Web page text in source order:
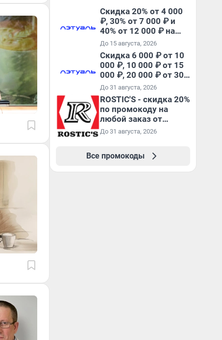
Скидка 20% от 4 000
₽, 30% от 7 000 ₽ и
40% от 12 000 ₽ на
первый и все
повторные заказы по
промокоду ТРЕНД
До 15 августа, 2026
Скидка 6 000 ₽ от 10
000 ₽, 10 000 ₽ от 15
000 ₽, 20 000 ₽ от 30
000 ₽ и 35 000 ₽ от 50
000 ₽ на первый и все
повторные заказы по
промокоду НАБЕРИ
До 31 августа, 2026
ROSTIC'S - скидка 20%
по промокоду на
любой заказ от
3199₽!
До 31 августа, 2026
Все промокоды